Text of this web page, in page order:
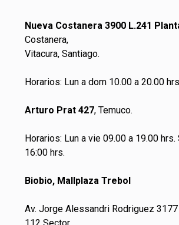
Nueva Costanera 3900 L.241
Costanera,
Vitacura, Santiago.
Horarios: Lun a dom 10.00 a 20.00
Arturo Prat 427, Temuco.
Horarios: Lun a vie 09.00 a 19.00 hrs.
16:00 hrs.
Biobio, Mallplaza Trebol
Av. Jorge Alessandri Rodriguez